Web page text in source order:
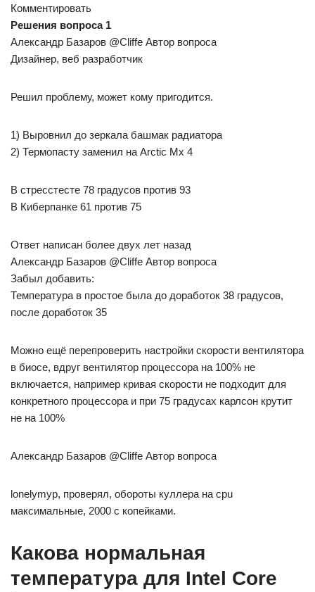
Комментировать
Решения вопроса 1
Александр Базаров @Cliffe Автор вопроса
Дизайнер, веб разработчик
Решил проблему, может кому пригодится.
1) Выровнил до зеркала башмак радиатора
2) Термопасту заменил на Arctic Mx 4
В стресстесте 78 градусов против 93
В Киберпанке 61 против 75
Ответ написан более двух лет назад
Александр Базаров @Cliffe Автор вопроса
Забыл добавить:
Температура в простое была до доработок 38 градусов,
после доработок 35
Можно ещё перепроверить настройки скорости вентилятора
в биосе, вдруг вентилятор процессора на 100% не
включается, например кривая скорости не подходит для
конкретного процессора и при 75 градусах карлсон крутит
не на 100%
Александр Базаров @Cliffe Автор вопроса
lonelymyp, проверял, обороты куллера на cpu
максимальные, 2000 с копейками.
Какова нормальная
температура для Intel Core